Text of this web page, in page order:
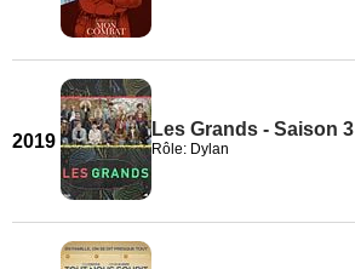
2019
Les Grands - Saison 3
Rôle: Dylan